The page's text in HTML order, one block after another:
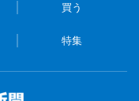
買う
特集